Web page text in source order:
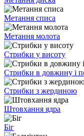
Метання списа
Метання молота
Стрибки у висоту
Стрибки в довжину і
Стрибки з жердиною
Штовхання ядра
Біг